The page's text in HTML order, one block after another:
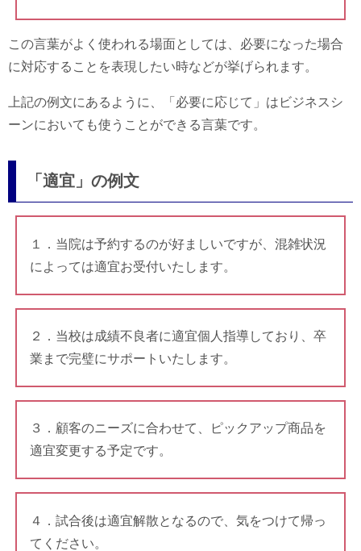
この言葉がよく使われる場面としては、必要になった場合
に対応することを表現したい時などが挙げられます。
上記の例文にあるように、「必要に応じて」はビジネスシ
ーンにおいても使うことができる言葉です。
「適宜」の例文
１．当院は予約するのが好ましいですが、混雑状況
によっては適宜お受付いたします。
２．当校は成績不良者に適宜個人指導しており、卒
業まで完璧にサポートいたします。
３．顧客のニーズに合わせて、ピックアップ商品を
適宜変更する予定です。
４．試合後は適宜解散となるので、気をつけて帰っ
てください。